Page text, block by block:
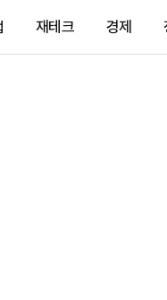
재테크 경제